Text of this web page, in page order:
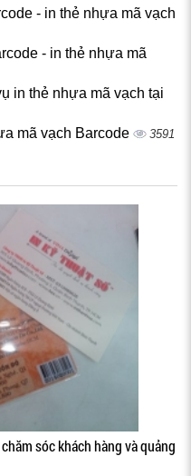
- in thẻ nhựa mã vạch
- in thẻ nhựa mã
in thẻ nhựa mã vạch tại
mã vạch Barcode 3591
sóc khách hàng và quảng